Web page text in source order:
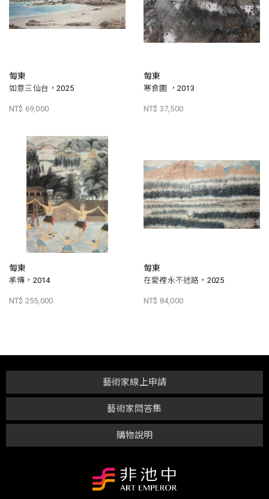
匋東
如意三仙台，2025
NT$ 69,000
匋東
寒食圖 ，2013
NT$ 37,500
匋東
承傳，2014
NT$ 255,000
匋東
在愛裡永不迷路，2025
NT$ 84,000
購物說明
藝術家問答集
藝術家線上申請